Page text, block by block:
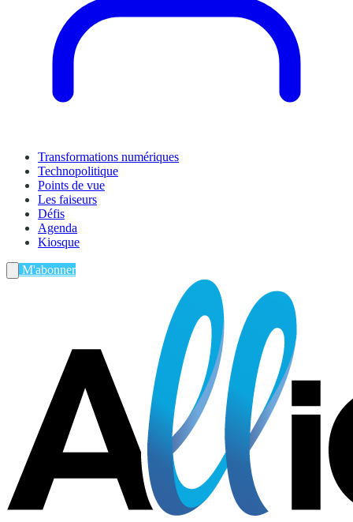
Transformations numériques
Technopolitique
Points de vue
Les faiseurs
Défis
Agenda
Kiosque
M'abonner